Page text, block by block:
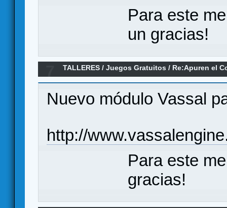
Para este
un gracias!
TALLERES /Juegos Gratuitos/ Re:Apuren el
Nuevo módulo Vassal
http://
Para este
gracias!